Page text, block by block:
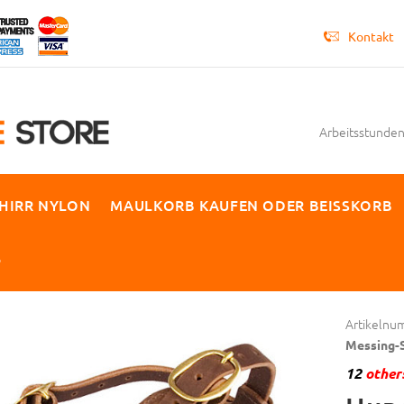
Kontakt
NYLON MAULKORB KAUFEN ODER BEISSKORB
Messing-
12